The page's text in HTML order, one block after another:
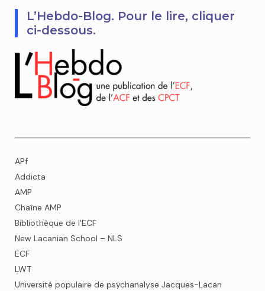
L’Hebdo-Blog. Pour le lire, cliquer
ci-dessous.
APf
Addicta
AMP
Chaîne AMP
Bibliothèque de l'ECF
New Lacanian School – NLS
ECF
LWT
Université populaire de psychanalyse Jacques-Lacan